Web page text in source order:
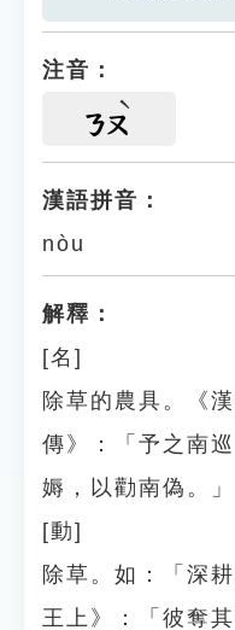
注音：
ㄋㄡ
漢語拼音：
nòu
解釋：
[名]
除草的農具。《
傳》：「予之南
媷，以勸南偽。」
[動]
除草。如：「深
王上》：「彼奪